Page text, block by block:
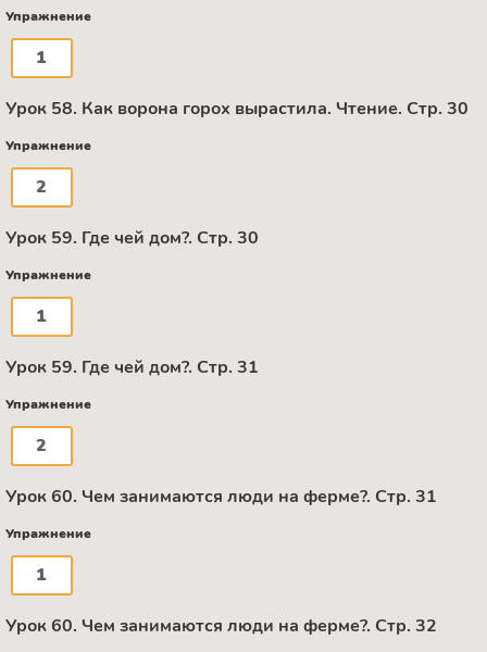
Упражнение
1
Урок 58. Как ворона горох вырастила. Чтение. Стр. 30
Упражнение
2
Урок 59. Где чей дом?. Стр. 30
Упражнение
1
Урок 59. Где чей дом?. Стр. 31
Упражнение
2
Урок 60. Чем занимаются люди на ферме?. Стр. 31
Упражнение
1
Урок 60. Чем занимаются люди на ферме?. Стр. 32